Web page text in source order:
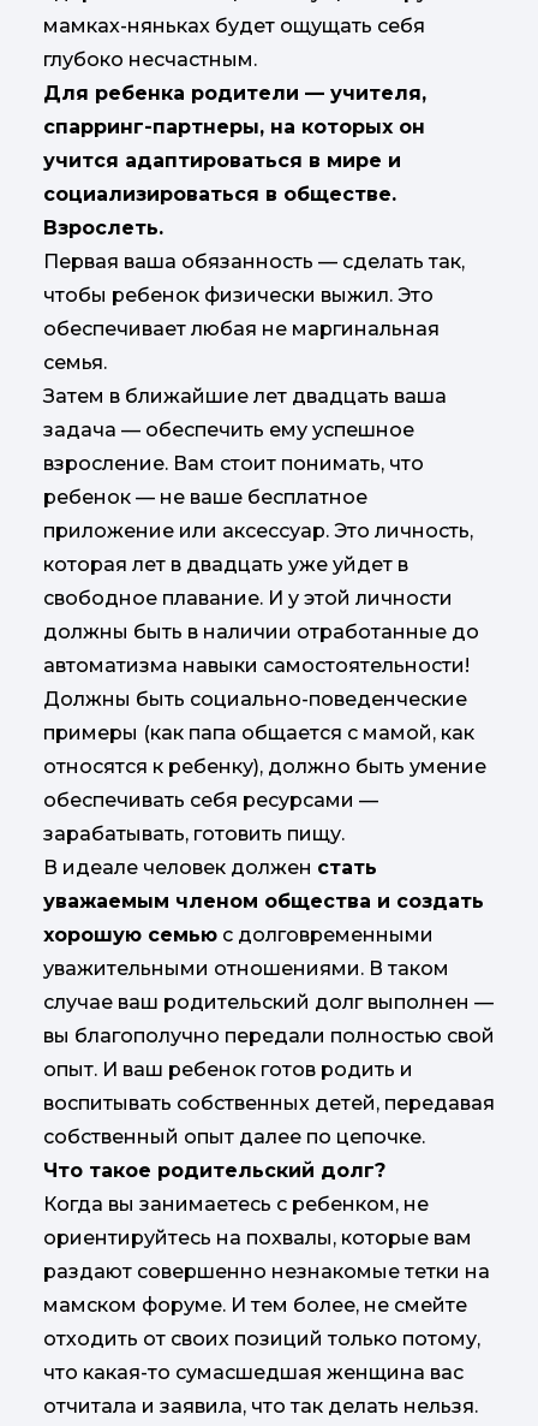
мамках-няньках будет ощущать себя
глубоко несчастным.
Для ребенка родители — учителя,
спарринг-партнеры, на которых он
учится адаптироваться в мире и
социализироваться в обществе.
Взрослеть.
Первая ваша обязанность — сделать так,
чтобы ребенок физически выжил. Это
обеспечивает любая не маргинальная
семья.
Затем в ближайшие лет двадцать ваша
задача — обеспечить ему успешное
взросление. Вам стоит понимать, что
ребенок — не ваше бесплатное
приложение или аксессуар. Это личность,
которая лет в двадцать уже уйдет в
свободное плавание. И у этой личности
должны быть в наличии отработанные до
автоматизма навыки самостоятельности!
Должны быть социально-поведенческие
примеры (как папа общается с мамой, как
относятся к ребенку), должно быть умение
обеспечивать себя ресурсами —
зарабатывать, готовить пищу.
В идеале человек должен стать
уважаемым членом общества и создать
хорошую семью с долговременными
уважительными отношениями. В таком
случае ваш родительский долг выполнен —
вы благополучно передали полностью свой
опыт. И ваш ребенок готов родить и
воспитывать собственных детей, передавая
собственный опыт далее по цепочке.
Что такое родительский долг?
Когда вы занимаетесь с ребенком, не
ориентируйтесь на похвалы, которые вам
раздают совершенно незнакомые тетки на
мамском форуме. И тем более, не смейте
отходить от своих позиций только потому,
что какая-то сумасшедшая женщина вас
отчитала и заявила, что так делать нельзя.